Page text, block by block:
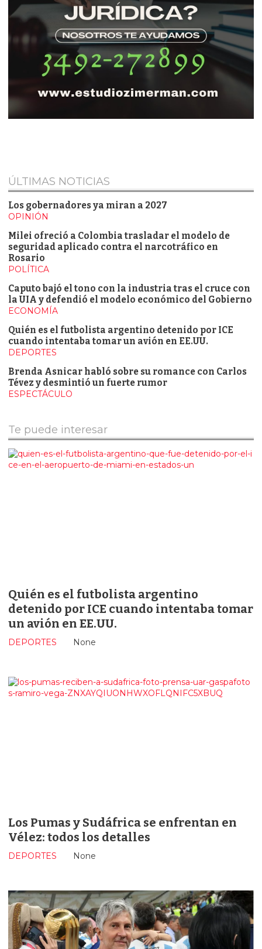
ÚLTIMAS NOTICIAS
Los gobernadores ya miran a 2027
OPINIÓN
Milei ofreció a Colombia trasladar el modelo de
seguridad aplicado contra el narcotráfico en
Rosario
POLÍTICA
Caputo bajó el tono con la industria tras el cruce con
la UIA y defendió el modelo económico del Gobierno
ECONOMÍA
Quién es el futbolista argentino detenido por ICE
cuando intentaba tomar un avión en EE.UU.
DEPORTES
Brenda Asnicar habló sobre su romance con Carlos
Tévez y desmintió un fuerte rumor
ESPECTÁCULO
Te puede interesar
Quién es el futbolista argentino
detenido por ICE cuando intentaba tomar
un avión en EE.UU.
None
DEPORTES
Los Pumas y Sudáfrica se enfrentan en
Vélez: todos los detalles
None
DEPORTES